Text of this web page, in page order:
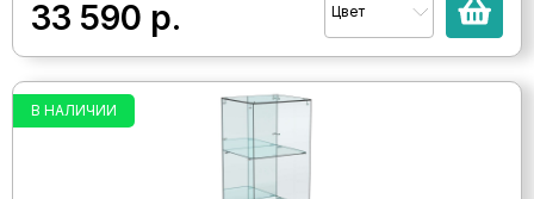
33 590 р. Цвет
В НАЛИЧИИ